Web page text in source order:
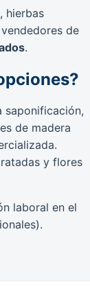
hierbas
de
.
saponificación,
de madera
y flores
laboral en el